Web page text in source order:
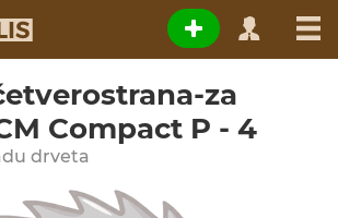
za
Compact P - 4
drveta